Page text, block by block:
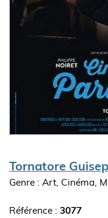
Auteur(s)
Tornatore
Genre : Art, Cinéma,
Référence : 3077